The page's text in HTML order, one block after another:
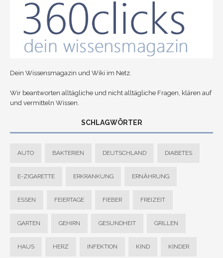
Dein Wissensmagazin und Wiki im Netz.
Wir beantworten alltägliche und nicht alltägliche Fragen, klären auf
und vermitteln Wissen.
SCHLAGWÖRTER
AUTO BAKTERIEN DEUTSCHLAND DIABETES
E-ZIGARETTE ERKRANKUNG ERNÄHRUNG
ESSEN FEIERTAGE FIEBER FREIZEIT
GARTEN GEHIRN GESUNDHEIT GRILLEN
HAUS HERZ INFEKTION KIND KINDER